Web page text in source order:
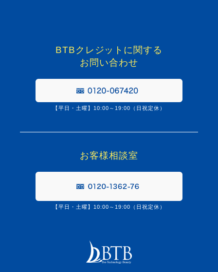
BTBクレジットに関する
お問い合わせ
【平日・土曜】10:00～19:00（日祝定休）
お客様相談室
【平日・土曜】10:00～19:00（日祝定休）